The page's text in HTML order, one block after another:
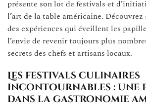
présente son lot de festivals et
l’art de la table américaine.
des expériences qui éveillent les
l’envie de revenir toujours plus
secrets des chefs et artisans locaux.
Les festivals culinaires
incontournables : une
dans la gastronomie